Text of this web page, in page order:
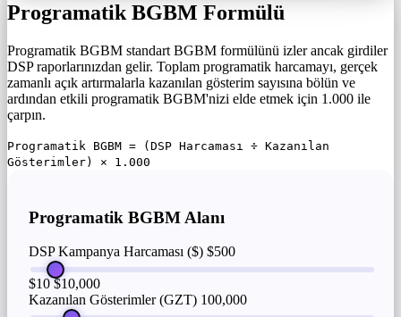
Programatik BGBM Formülü
Programatik BGBM standart BGBM formülünü izler ancak girdiler
DSP raporlarınızdan gelir. Toplam programatik harcamayı, gerçek
zamanlı açık artırmalarla kazanılan gösterim sayısına bölün ve
ardından etkili programatik BGBM'nizi elde etmek için 1.000 ile
çarpın.
Programatik BGBM = (DSP Harcaması ÷ Kazanılan
Gösterimler) × 1.000
Programatik BGBM Alanı
DSP Kampanya Harcaması ($) $500
$10 $10,000
Kazanılan Gösterimler (GZT) 100,000